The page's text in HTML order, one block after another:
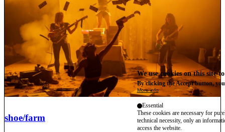
shoe/farm
We use cookies on this site
By clicking the Accept button,
More info
Essential
These cookies are necessary for
technical necessity, only an
access the website.